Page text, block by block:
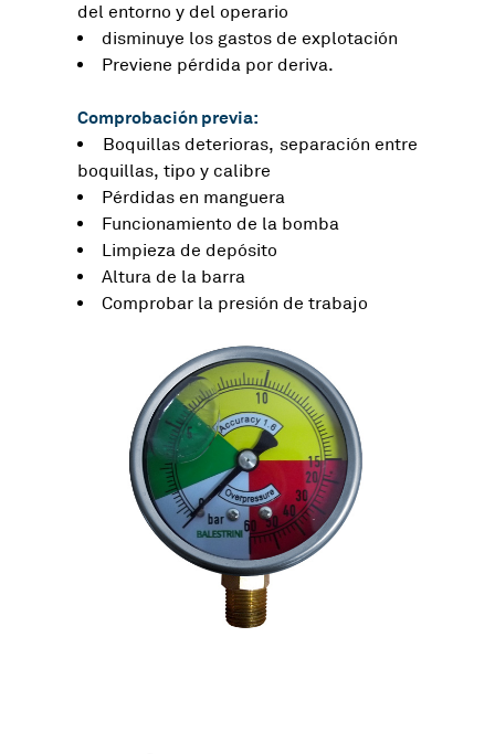
del entorno y del operario
disminuye los gastos de explotación
Previene pérdida por deriva.
Comprobación previa:
Boquillas deterioras, separación entre
boquillas, tipo y calibre
Pérdidas en manguera
Funcionamiento de la bomba
Limpieza de depósito
Altura de la barra
Comprobar la presión de trabajo